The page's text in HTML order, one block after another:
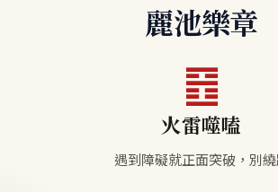
麗池樂章
䷔
火雷噬嗑
遇到障礙就正面突破，別